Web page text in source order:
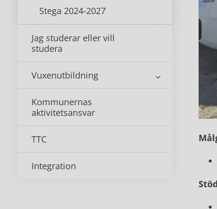
Stega 2024-2027
Jag studerar eller vill
studera
Vuxenutbildning
Kommunernas
aktivitetsansvar
TTC
Integration